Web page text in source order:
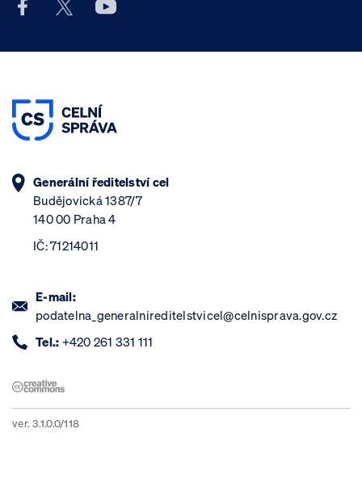
Facebook účet Celní správy ČR
X účet Celní správy ČR
Youtube účet Celní správy ČR
Generální ředitelství cel
Budějovická 1387/7
140 00 Praha 4
IČ: 71214011
E-mail:
podatelna_generalnireditelstvicel@celnisprava.gov.cz
Tel.: +420 261 331 111
ver. 3.1.0.0/118